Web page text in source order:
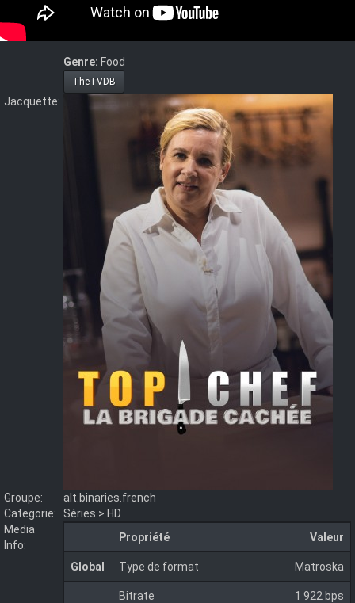
s'agit. Attention, l’enjeu est crucial car les candidats qui
Genre: Food
TheTVDB
Jacquette:
Groupe:
alt.binaries.french
Categorie:
Séries > HD
Media
Info:
Propriété Valeur
Global Type de format Matroska
Bitrate 1 922 bps